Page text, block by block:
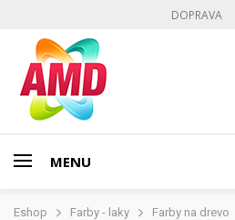
DOPRAVA
MENU
Eshop Farby - laky Farby na drevo